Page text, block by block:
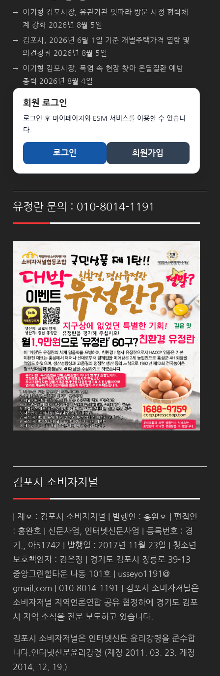
이기형 김포시장, 유관기관 잇따라 방문 시정 협력체
계 강화 2026년 8월 5일
김포시, 2026년 6월 1일 기준 개별주택가격 열람 및
의견청취
2026년 8월 5일
이기형 김포시장, 폭염 속 현장 찾아 온열질환 예방
총력 2026년 8월 4일
회원 로그인
로그인 후 마이페이지와 ESM 서비스를 이용할 수 있습니
다.
로그인 회원가입
유정란 문의 : 010-8014-1191
김포시 소비자저널
| 제호 : 김포시 소비자저널 | 발행인 : 홍완호 | 편집인
: 홍완호 | 신문사업, 인터넷신문사업 | 등록번호 : 경
기., 아51742 | 발행일 : 2017년 11월 23일 | 청소년
보호책임자 : 김은정 | 경기도 김포시 장릉로 39-13
중앙그린힐타운 나동 101호 | usseyo1191@
gmail.com | 010-8014-1191 | 김포시 소비자저널은
소비자저널 지역언론연합 공유 협정하에 경기도 김포
시 지역 소식을 전문 보도하고 있습니다.
김포시 소비자저널은 인터넷신문 윤리강령을 준수합
니다.인터넷신문윤리강령 (제정 2011. 03. 23. 개정
2014. 12. 19.)